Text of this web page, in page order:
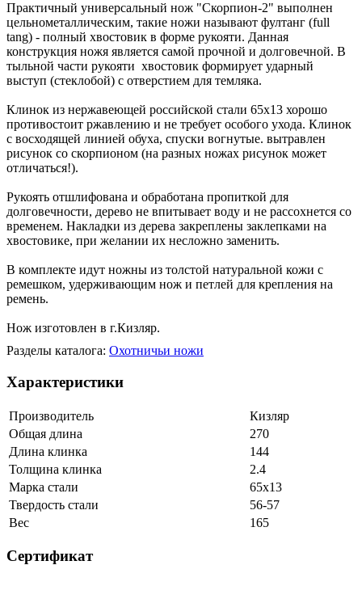
Практичный универсальный нож "Скорпион-2" выполнен
цельнометаллическим, такие ножи называют фултанг (full
tang) - полный хвостовик в форме рукояти. Данная
конструкция ножя является самой прочной и долговечной. В
тыльной части рукояти хвостовик формирует ударный
выступ (стеклобой) с отверстием для темляка.
Клинок из нержавеющей российской стали 65х13 хорошо
противостоит ржавлению и не требует особого ухода. Клинок
с восходящей линией обуха, спуски вогнутые. вытравлен
рисунок со скорпионом (на разных ножах рисунок может
отличаться!).
Рукоять отшлифована и обработана пропиткой для
долговечности, дерево не впитывает воду и не рассохнется со
временем. Накладки из дерева закреплены заклепками на
хвостовике, при желании их несложно заменить.
В комплекте идут ножны из толстой натуральной кожи с
ремешком, удерживающим нож и петлей для крепления на
ремень.
Нож изготовлен в г.Кизляр.
Разделы каталога: Охотничьи ножи
Характеристики
Производитель
Кизляр
Общая длина
270
Длина клинка
144
Толщина клинка
2.4
Марка стали
65х13
Твердость стали
56-57
Вес
165
Сертификат